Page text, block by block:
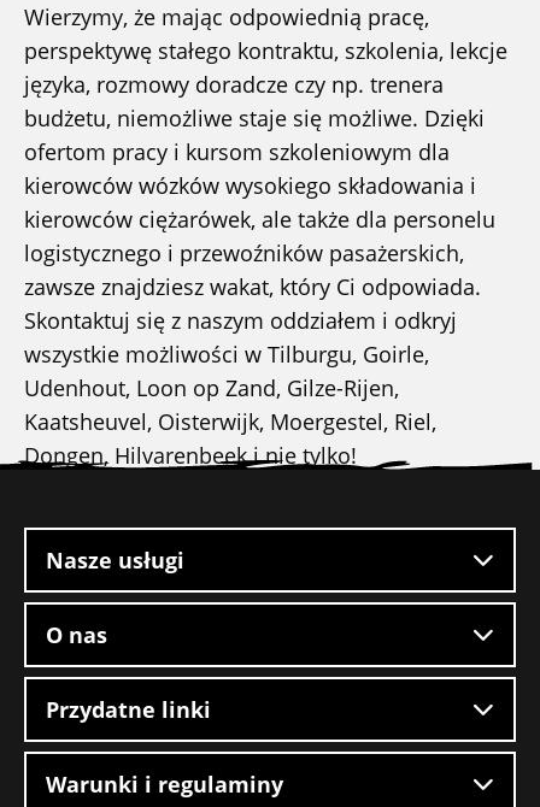
Wierzymy, że mając odpowiednią pracę,
perspektywę stałego kontraktu, szkolenia, lekcje
języka, rozmowy doradcze czy np. trenera
budżetu, niemożliwe staje się możliwe. Dzięki
ofertom pracy i kursom szkoleniowym dla
kierowców wózków wysokiego składowania i
kierowców ciężarówek, ale także dla personelu
logistycznego i przewoźników pasażerskich,
zawsze znajdziesz wakat, który Ci odpowiada.
Skontaktuj się z naszym oddziałem i odkryj
wszystkie możliwości w Tilburgu, Goirle,
Udenhout, Loon op Zand, Gilze-Rijen,
Kaatsheuvel, Oisterwijk, Moergestel, Riel,
Dongen, Hilvarenbeek i nie tylko!
witryny
Nasze usługi
O nas
Przydatne linki
Warunki i regulaminy